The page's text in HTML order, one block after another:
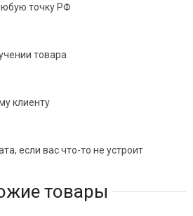
точку РФ
товара
клиенту
если вас что-то не устроит
товары